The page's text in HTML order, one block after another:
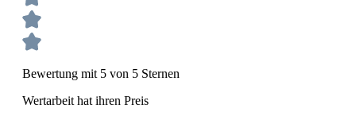
Bewertung mit 5 von 5 Sternen
Wertarbeit hat ihren Preis